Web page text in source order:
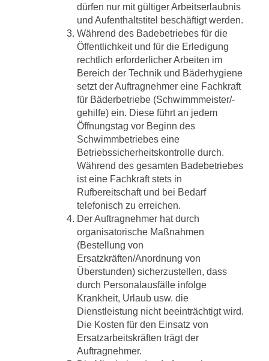
dürfen nur mit gültiger Arbeitserlaubnis
und Aufenthaltstitel beschäftigt werden.
Während des Badebetriebes für die
Öffentlichkeit und für die Erledigung
rechtlich erforderlicher Arbeiten im
Bereich der Technik und Bäderhygiene
setzt der Auftragnehmer eine Fachkraft
für Bäderbetriebe (Schwimmmeister/-
gehilfe) ein. Diese führt an jedem
Öffnungstag vor Beginn des
Schwimmbetriebes eine
Betriebssicherheitskontrolle durch.
Während des gesamten Badebetriebes
ist eine Fachkraft stets in
Rufbereitschaft und bei Bedarf
telefonisch zu erreichen.
Der Auftragnehmer hat durch
organisatorische Maßnahmen
(Bestellung von
Ersatzkräften/Anordnung von
Überstunden) sicherzustellen, dass
durch Personalausfälle infolge
Krankheit, Urlaub usw. die
Dienstleistung nicht beeinträchtigt wird.
Die Kosten für den Einsatz von
Ersatzarbeitskräften trägt der
Auftragnehmer.